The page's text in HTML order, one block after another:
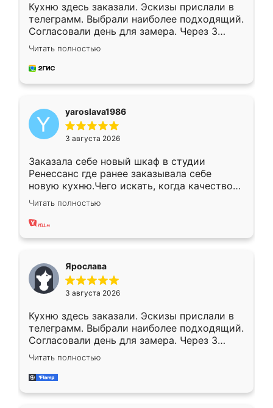
Кухню здесь заказали. Эскизы прислали в
телеграмм. Выбрали наиболее подходящий.
Согласовали день для замера. Через 3
недели кухня была уже готова. Остались
довольны работой. Спасибо Ренессанс
мебель за качественную работу!
Читать полностью
yaroslava1986
3 августа 2026
Заказала себе новый шкаф в студии
Ренессанс где ранее заказывала себе
новую кухню.Чего искать, когда качеством
вполне довольна. Служит кухня уже почти
два года, нареканий нет.
Читать полностью
Ярослава
3 августа 2026
Кухню здесь заказали. Эскизы прислали в
телеграмм. Выбрали наиболее подходящий.
Согласовали день для замера. Через 3
недели кухня была уже готова. Остались
довольны работой. Спасибо Ренессанс
мебель за качественную работу!
Читать полностью